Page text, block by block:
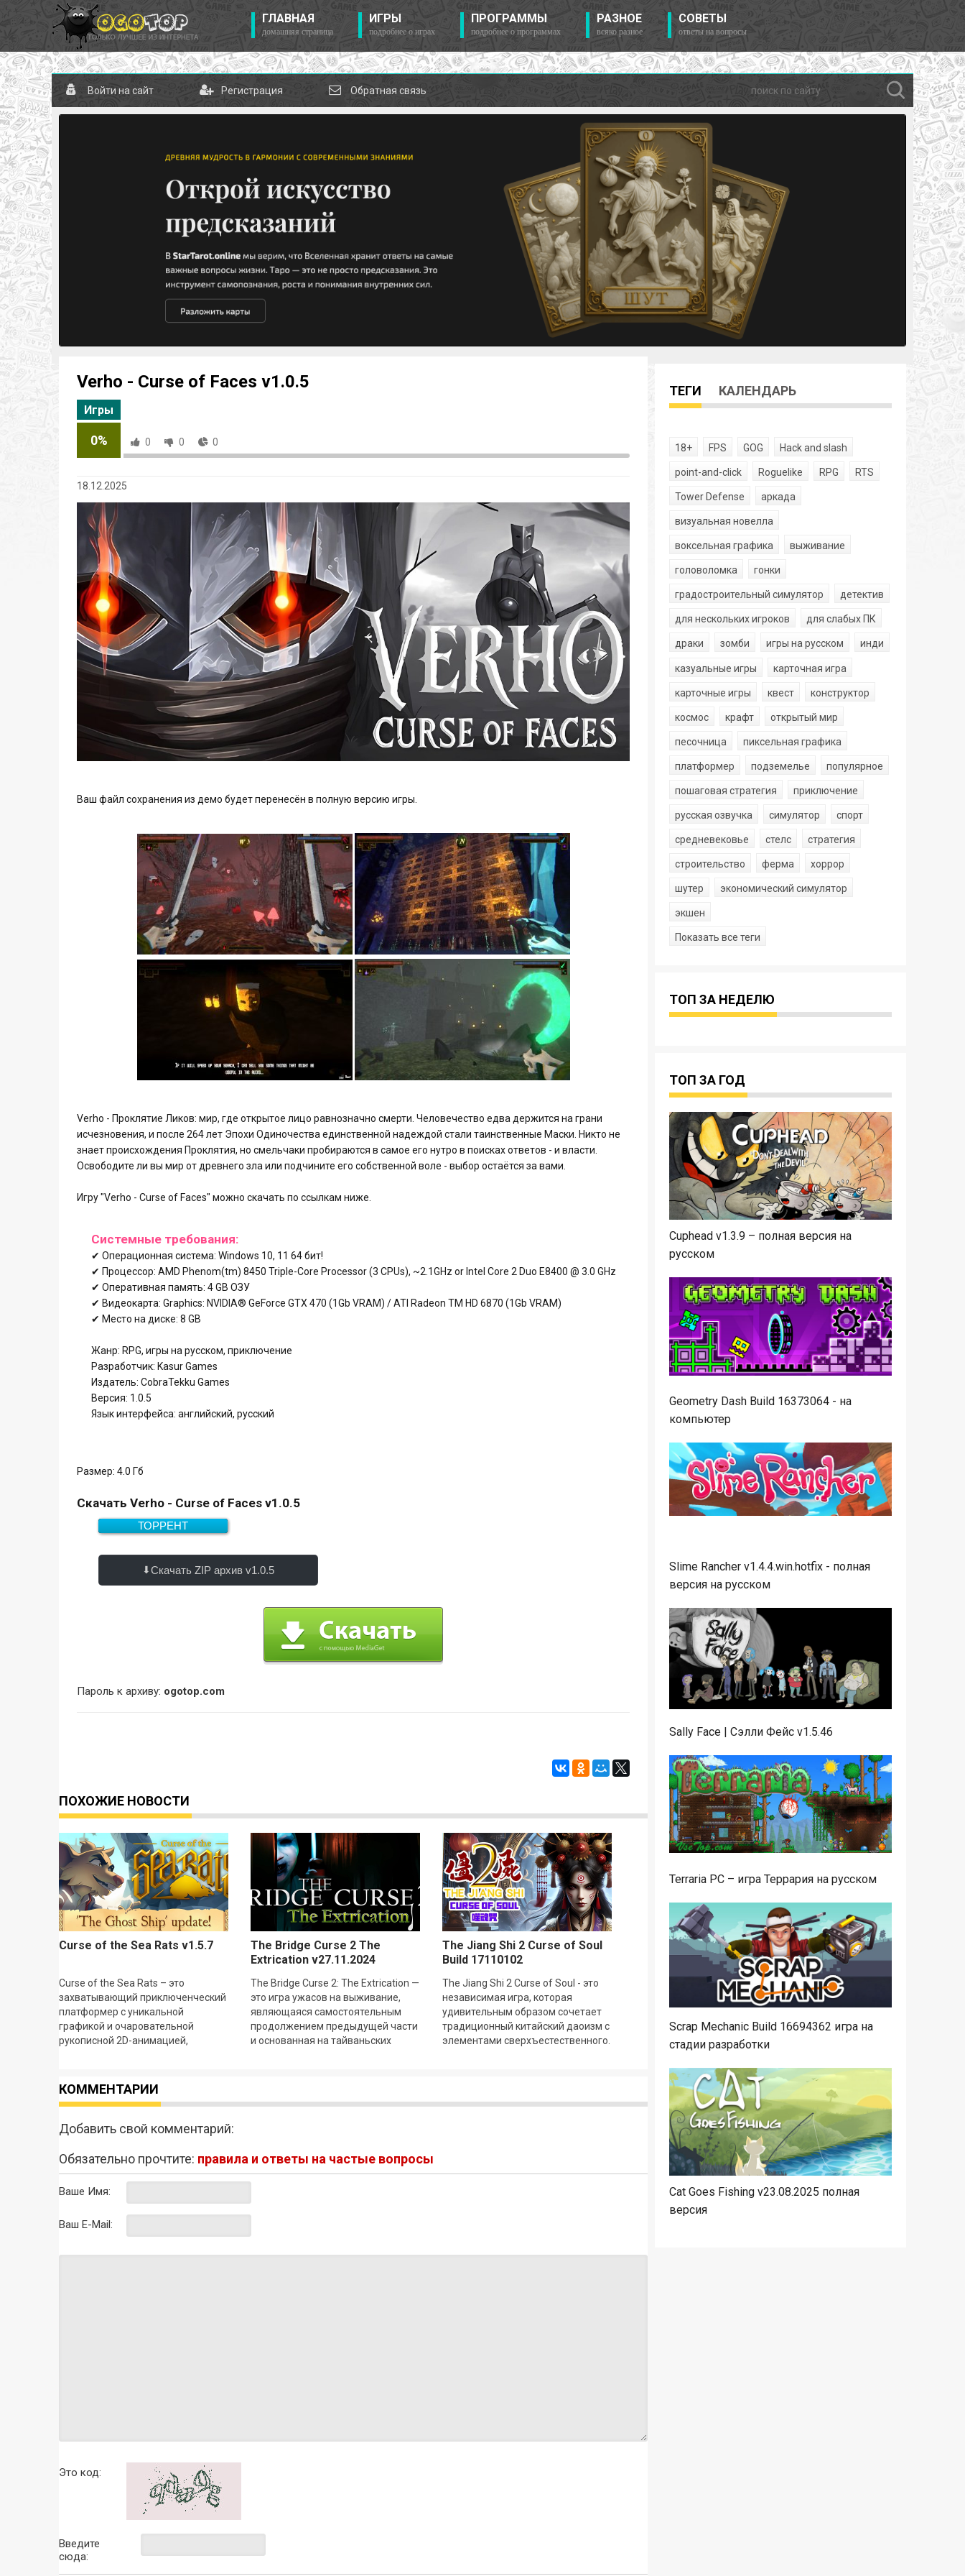
ГЛАВНАЯ
домашняя страница
ИГРЫ
подробнее о играх
ПРОГРАММЫ
подробнее о программах
РАЗНОЕ
всяко разное
СОВЕТЫ
ответы на вопросы
Войти на сайт Регистрация Обратная связь
Verho - Curse of Faces v1.0.5
Игры
0% 0 0 0
18.12.2025
Ваш файл сохранения из демо будет перенесён в полную версию игры.
Verho - Проклятие Ликов: мир, где открытое лицо равнозначно смерти. Человечество едва держится на грани
исчезновения, и после 264 лет Эпохи Одиночества единственной надеждой стали таинственные Маски. Никто не
знает происхождения Проклятия, но смельчаки пробираются в самое его нутро в поисках ответов - и власти.
Освободите ли вы мир от древнего зла или подчините его собственной воле - выбор остаётся за вами.
Игру "Verho - Curse of Faces" можно скачать по ссылкам ниже.
Системные требования:
✔ Операционная система: Windows 10, 11 64 бит!
✔ Процессор: AMD Phenom(tm) 8450 Triple-Core Processor (3 CPUs), ~2.1GHz or Intel Core 2 Duo E8400 @ 3.0 GHz
✔ Оперативная память: 4 GB ОЗУ
✔ Видеокарта: Graphics: NVIDIA® GeForce GTX 470 (1Gb VRAM) / ATI Radeon TM HD 6870 (1Gb VRAM)
✔ Место на диске: 8 GB
Жанр: RPG, игры на русском, приключение
Разработчик: Kasur Games
Издатель: CobraTekku Games
Версия: 1.0.5
Язык интерфейса: английский, русский
Размер: 4.0 Гб
Скачать Verho - Curse of Faces v1.0.5
ТОРРЕНТ
4.0 Гб
Скачать
Скачать ZIP архив v1.0.5
Пароль к архиву: ogotop.com
ПОХОЖИЕ НОВОСТИ
Curse of the Sea Rats v1.5.7
Curse of the Sea Rats – это
захватывающий приключенческий
платформер с уникальной
графикой и очаровательной
рукописной 2D-анимацией,
The Bridge Curse 2 The
Extrication v27.11.2024
The Bridge Curse 2: The Extrication —
это игра ужасов на выживание,
являющаяся самостоятельным
продолжением предыдущей части
и основанная на тайваньских
The Jiang Shi 2 Curse of Soul
Build 17110102
The Jiang Shi 2 Curse of Soul - это
независимая игра, которая
удивительным образом сочетает
традиционный китайский даоизм с
элементами сверхъестественного.
КОММЕНТАРИИ
Добавить свой комментарий:
Обязательно прочтите: правила и ответы на частые вопросы
Ваше Имя:
Ваш E-Mail:
Это код:
Введите
сюда:
ТЕГИ КАЛЕНДАРЬ
18+ FPS GOG Hack and slash
point-and-click Roguelike RPG RTS
Tower Defense аркада
визуальная новелла
воксельная графика выживание
головоломка гонки
градостроительный симулятор детектив
для нескольких игроков для слабых ПК
драки зомби игры на русском инди
казуальные игры карточная игра
карточные игры квест конструктор
космос крафт открытый мир
песочница пиксельная графика
платформер подземелье популярное
пошаговая стратегия приключение
русская озвучка симулятор спорт
средневековье стелс стратегия
строительство ферма хоррор
шутер экономический симулятор
экшен
Показать все теги
ТОП ЗА НЕДЕЛЮ
ТОП ЗА ГОД
Cuphead v1.3.9 – полная версия на
русском
Geometry Dash Build 16373064 - на
компьютер
Slime Rancher v1.4.4.win.hotfix - полная
версия на русском
Sally Face | Сэлли Фейс v1.5.46
Terraria PC – игра Террария на русском
Scrap Mechanic Build 16694362 игра на
стадии разработки
Cat Goes Fishing v23.08.2025 полная
версия